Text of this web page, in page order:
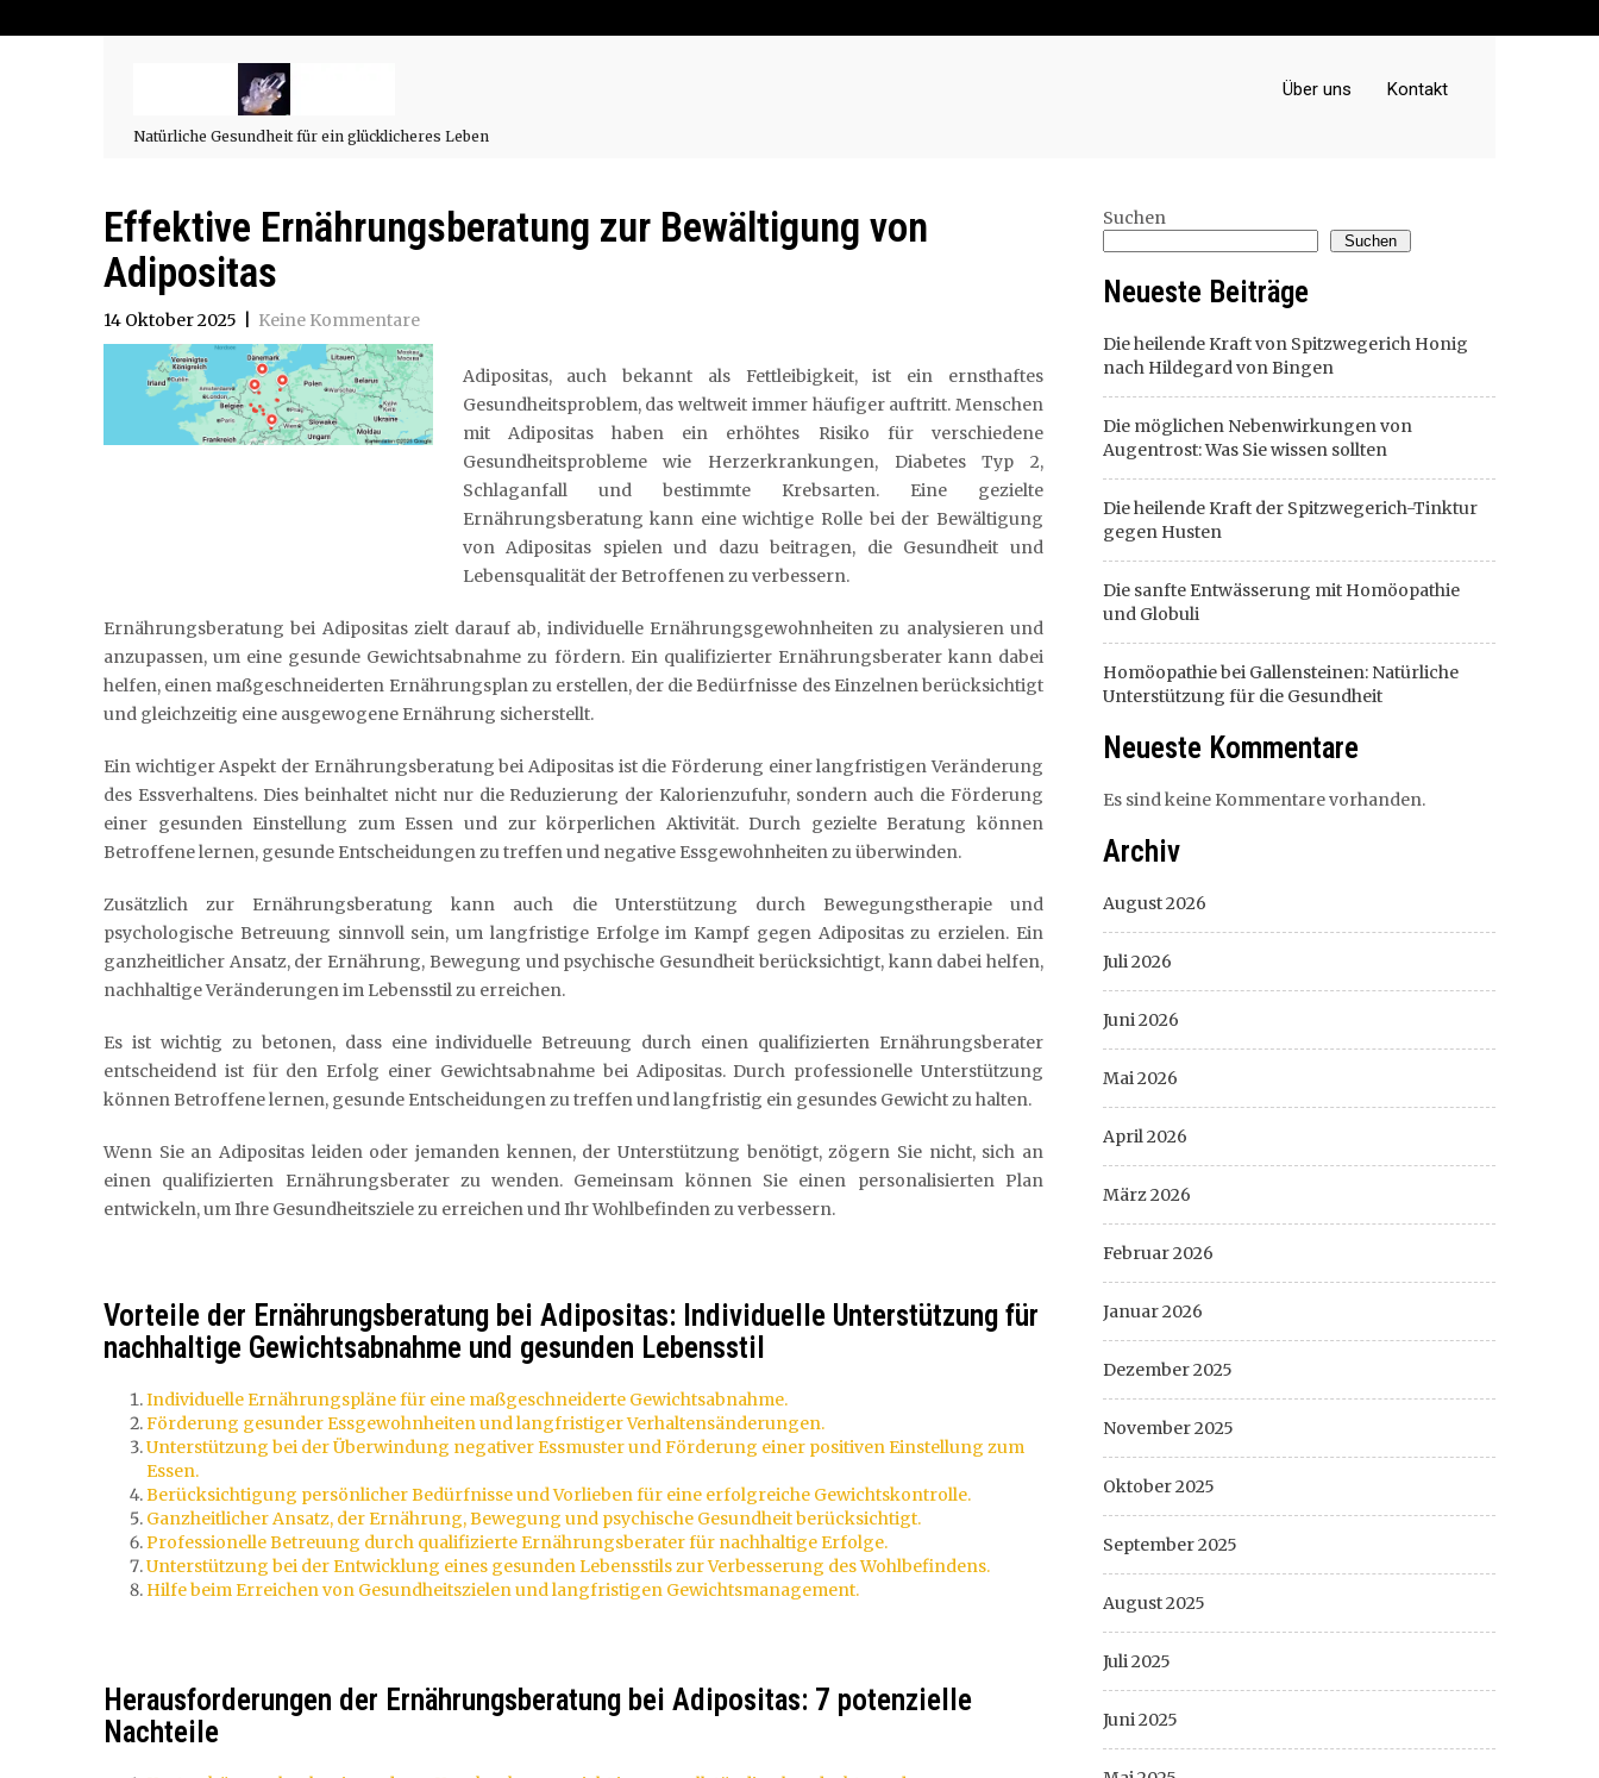
Natürliche Gesundheit für ein glücklicheres Leben
Über uns Kontakt
Effektive Ernährungsberatung zur Bewältigung von
Adipositas
14 Oktober 2025 Keine Kommentare
Adipositas, auch bekannt als Fettleibigkeit, ist ein ernsthaftes
Gesundheitsproblem, das weltweit immer häufiger auftritt. Menschen
mit Adipositas haben ein erhöhtes Risiko für verschiedene
Gesundheitsprobleme wie Herzerkrankungen, Diabetes Typ 2,
Schlaganfall und bestimmte Krebsarten. Eine gezielte
Ernährungsberatung kann eine wichtige Rolle bei der Bewältigung
von Adipositas spielen und dazu beitragen, die Gesundheit und
Lebensqualität der Betroffenen zu verbessern.
Ernährungsberatung bei Adipositas zielt darauf ab, individuelle Ernährungsgewohnheiten zu analysieren und
anzupassen, um eine gesunde Gewichtsabnahme zu fördern. Ein qualifizierter Ernährungsberater kann dabei
helfen, einen maßgeschneiderten Ernährungsplan zu erstellen, der die Bedürfnisse des Einzelnen berücksichtigt
und gleichzeitig eine ausgewogene Ernährung sicherstellt.
Ein wichtiger Aspekt der Ernährungsberatung bei Adipositas ist die Förderung einer langfristigen Veränderung
des Essverhaltens. Dies beinhaltet nicht nur die Reduzierung der Kalorienzufuhr, sondern auch die Förderung
einer gesunden Einstellung zum Essen und zur körperlichen Aktivität. Durch gezielte Beratung können
Betroffene lernen, gesunde Entscheidungen zu treffen und negative Essgewohnheiten zu überwinden.
Zusätzlich zur Ernährungsberatung kann auch die Unterstützung durch Bewegungstherapie und
psychologische Betreuung sinnvoll sein, um langfristige Erfolge im Kampf gegen Adipositas zu erzielen. Ein
ganzheitlicher Ansatz, der Ernährung, Bewegung und psychische Gesundheit berücksichtigt, kann dabei helfen,
nachhaltige Veränderungen im Lebensstil zu erreichen.
Es ist wichtig zu betonen, dass eine individuelle Betreuung durch einen qualifizierten Ernährungsberater
entscheidend ist für den Erfolg einer Gewichtsabnahme bei Adipositas. Durch professionelle Unterstützung
können Betroffene lernen, gesunde Entscheidungen zu treffen und langfristig ein gesundes Gewicht zu halten.
Wenn Sie an Adipositas leiden oder jemanden kennen, der Unterstützung benötigt, zögern Sie nicht, sich an
einen qualifizierten Ernährungsberater zu wenden. Gemeinsam können Sie einen personalisierten Plan
entwickeln, um Ihre Gesundheitsziele zu erreichen und Ihr Wohlbefinden zu verbessern.
Vorteile der Ernährungsberatung bei Adipositas: Individuelle Unterstützung für
nachhaltige Gewichtsabnahme und gesunden Lebensstil
Individuelle Ernährungspläne für eine maßgeschneiderte Gewichtsabnahme.
Förderung gesunder Essgewohnheiten und langfristiger Verhaltensänderungen.
Unterstützung bei der Überwindung negativer Essmuster und Förderung einer positiven Einstellung zum
Essen.
Berücksichtigung persönlicher Bedürfnisse und Vorlieben für eine erfolgreiche Gewichtskontrolle.
Ganzheitlicher Ansatz, der Ernährung, Bewegung und psychische Gesundheit berücksichtigt.
Professionelle Betreuung durch qualifizierte Ernährungsberater für nachhaltige Erfolge.
Unterstützung bei der Entwicklung eines gesunden Lebensstils zur Verbesserung des Wohlbefindens.
Hilfe beim Erreichen von Gesundheitszielen und langfristigen Gewichtsmanagement.
Herausforderungen der Ernährungsberatung bei Adipositas: 7 potenzielle
Nachteile
Suchen
Suchen
Neueste Beiträge
Die heilende Kraft von Spitzwegerich Honig
nach Hildegard von Bingen
Die möglichen Nebenwirkungen von
Augentrost: Was Sie wissen sollten
Die heilende Kraft der Spitzwegerich-Tinktur
gegen Husten
Die sanfte Entwässerung mit Homöopathie
und Globuli
Homöopathie bei Gallensteinen: Natürliche
Unterstützung für die Gesundheit
Neueste Kommentare
Es sind keine Kommentare vorhanden.
Archiv
August 2026
Juli 2026
Juni 2026
Mai 2026
April 2026
März 2026
Februar 2026
Januar 2026
Dezember 2025
November 2025
Oktober 2025
September 2025
August 2025
Juli 2025
Juni 2025